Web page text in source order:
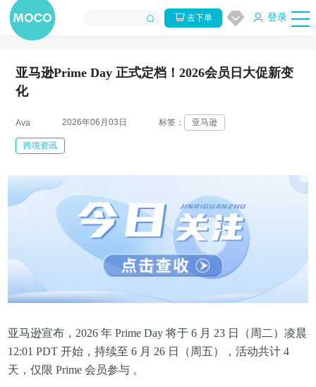
去下单 登录
亚马逊Prime Day 正式定档！2026会员日大促新变
化
Ava 2026年06月03日 标签： 亚马逊
跨境资讯
亚马逊宣布，2026 年 Prime Day 将于 6 月 23 日（周二）凌晨
12:01 PDT 开始，持续至 6 月 26 日（周五），活动共计 4
天，仅限 Prime 会员参与 。